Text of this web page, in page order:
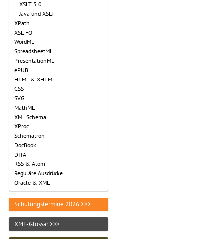
XSLT 3.0
Java und XSLT
XPath
XSL-FO
WordML
SpreadsheetML
PresentationML
ePUB
HTML & XHTML
CSS
SVG
MathML
XML Schema
XProc
Schematron
DocBook
DITA
RSS & Atom
Reguläre Ausdrücke
Oracle & XML
Schulungstermine 2026 >>>
XML-Glossar >>>